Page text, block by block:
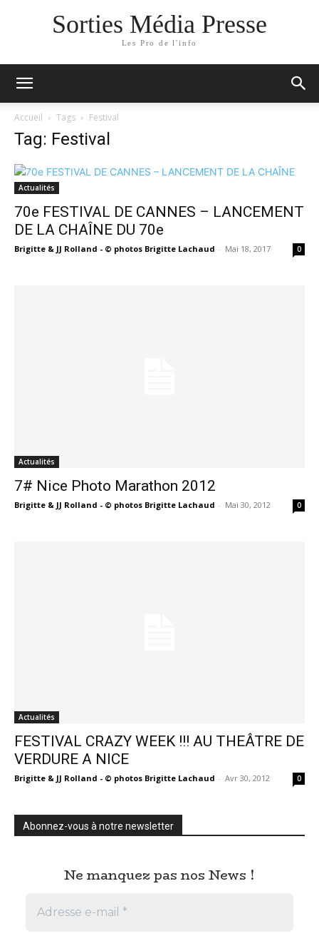
Sorties Média Presse
Les Pro de l'info
Accueil Tags Festival
Tag: Festival
Actualités
70e FESTIVAL DE CANNES – LANCEMENT
DE LA CHAÎNE DU 70e
Brigitte & JJ Rolland - © photos Brigitte Lachaud - Mai 18, 2017 0
Actualités
7# Nice Photo Marathon 2012
Brigitte & JJ Rolland - © photos Brigitte Lachaud - Mai 30, 2012 0
Actualités
FESTIVAL CRAZY WEEK !!! AU THEÂTRE DE
VERDURE A NICE
Brigitte & JJ Rolland - © photos Brigitte Lachaud - Avr 30, 2012 0
Abonnez-vous à notre newsletter
Ne manquez pas nos News !